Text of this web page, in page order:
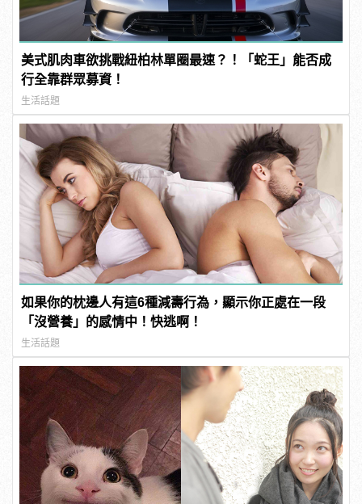
美式肌肉車欲挑戰紐柏林單圈最速？！「蛇王」能否成
行全靠群眾募資！
生活話題
如果你的枕邊人有這6種減壽行為，顯示你正處在一段
「沒營養」的感情中！快逃啊！
生活話題